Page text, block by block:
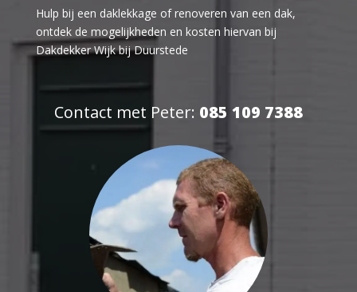
Hulp bij een daklekkage of renoveren van een dak,
ontdek de mogelijkheden en kosten hiervan bij
Dakdekker Wijk bij Duurstede
Contact met Peter: 085 109 7388